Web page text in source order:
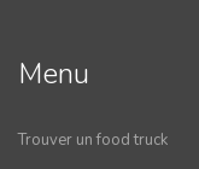
Menu
Trouver un food truck